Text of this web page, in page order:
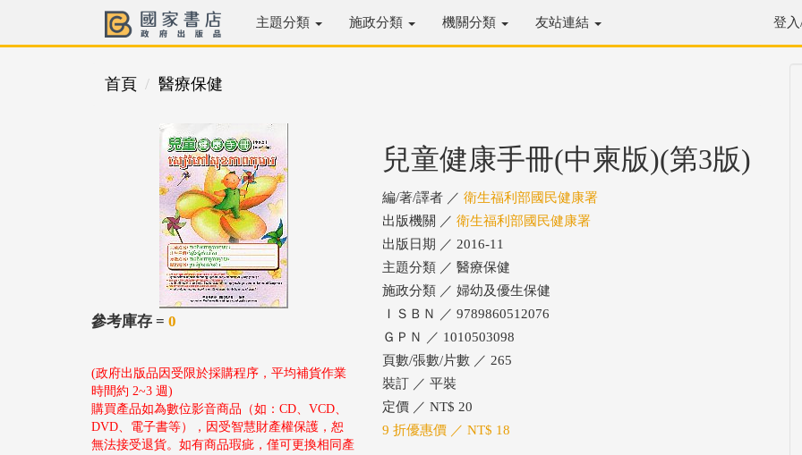
主題分類 施政分類 機關分類 友站連結 登
首頁 醫療保健
參考庫存 = 0
(政府出版品因受限於採購程序，平均補貨作業
時間約 2~3 週)
購買產品如為數位影音商品（如：CD、VCD、
DVD、電子書等），因受智慧財產權保護，恕
無法接受退貨。如有商品瑕疵，僅可更換相同產
兒童健康手冊(中柬版)(第3版)
編/著/譯者 ／ 衛生福利部國民健康署
出版機關 ／ 衛生福利部國民健康署
出版日期 ／ 2016-11
主題分類 ／ 醫療保健
施政分類 ／ 婦幼及優生保健
ＩＳＢＮ ／ 9789860512076
ＧＰＮ ／ 1010503098
頁數/張數/片數 ／ 265
裝訂 ／ 平裝
定價 ／ NT$ 20
9 折優惠價 ／ NT$ 18